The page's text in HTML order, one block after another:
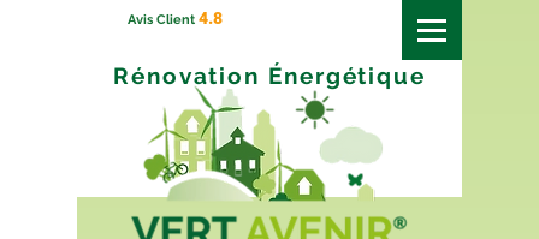
Avis Client 4.8
Rénovation Énergétique